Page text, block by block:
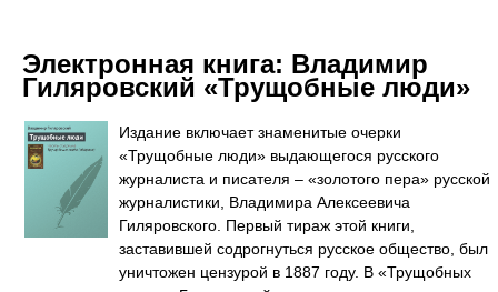
Электронная книга: Владимир
Гиляровский «Трущобные люди»
Издание включает знаменитые очерки
«Трущобные люди» выдающегося русского
журналиста и писателя – «золотого пера» русской
журналистики, Владимира Алексеевича
Гиляровского. Первый тираж этой книги,
заставившей содрогнуться русское общество, был
уничтожен цензурой в 1887 году. В «Трущобных